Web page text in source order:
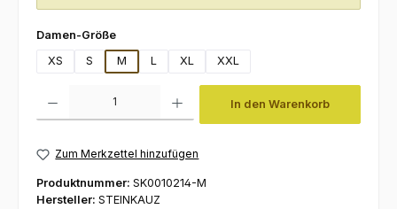
Damen-Größeauswählen
XS
S M L XL XXL
In den Warenkorb
Zum Merkzettel hinzufügen
Produktnummer: SK0010214-M
Hersteller: STEINKAUZ